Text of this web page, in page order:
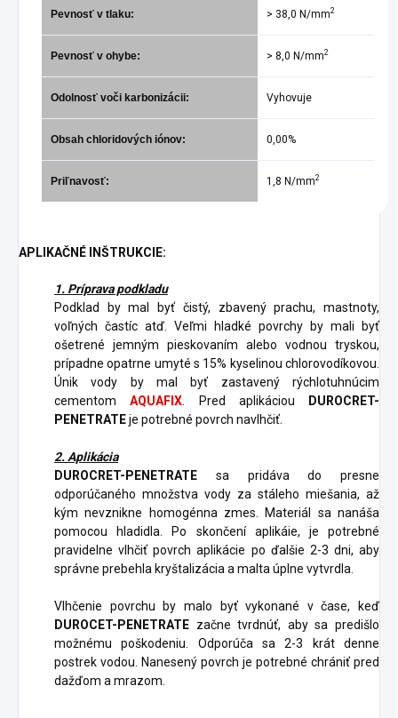
Pevnosť v tlaku: > 38,0 N/mm2
Pevnosť v ohybe: > 8,0 N/mm2
Odolnosť voči karbonizácii: Vyhovuje
Obsah chloridových iónov: 0,00%
Priľnavosť: 1,8 N/mm2
APLIKAČNÉ INŠTRUKCIE:
1. Príprava podkladu
Podklad by mal byť čistý, zbavený prachu, mastnoty,
voľných častíc atď. Veľmi hladké povrchy by mali byť
ošetrené jemným pieskovaním alebo vodnou tryskou,
prípadne opatrne umyté s 15% kyselinou chlorovodíkovou.
Únik vody by mal byť zastavený rýchlotuhnúcim
cementomAQUAFIX . Pred aplikáciou
DUROCRET-
PENETRATEje potrebné povrch navlhčiť.
2. Aplikácia
DUROCRET-PENETRATE sa pridáva do presne
odporúčaného množstva vody za stáleho miešania, až
kým nevznikne homogénna zmes. Materiál sa nanáša
pomocou hladidla. Po skončení aplikáie, je potrebné
pravidelne vlhčiť povrch aplikácie po ďalšie 2-3 dni, aby
správne prebehla kryštalizácia a malta úplne vytvrdla.
Vlhčenie povrchu by malo byť vykonané v čase, keď
DUROCET-PENETRATE začne tvrdnúť, aby sa predišlo
možnému poškodeniu. Odporúča sa 2-3 krát denne
postrek vodou. Nanesený povrch je potrebné chrániť pred
dažďom a mrazom.